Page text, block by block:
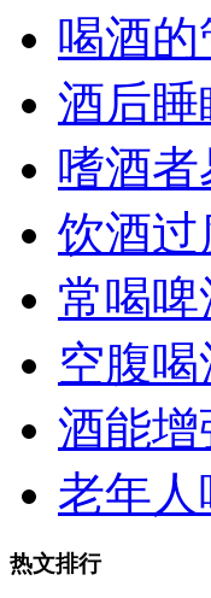
喝酒
酒后
嗜酒
饮酒
常喝
空腹
酒能增
老年人
热文排行